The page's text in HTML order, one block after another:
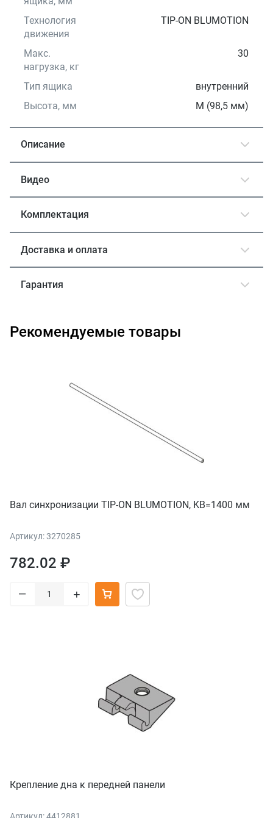
Технология
движения
TIP-ON BLUMOTION
Макс.
нагрузка, кг
30
Тип ящика
внутренний
Высота, мм
М (98,5 мм)
Описание
Видео
Комплектация
Доставка и оплата
Гарантия
Рекомендуемые товары
Вал синхронизации TIP-ON BLUMOTION, KB=1400 мм
Артикул: 3270285
782.02 ₽
– +
Крепление дна к передней панели